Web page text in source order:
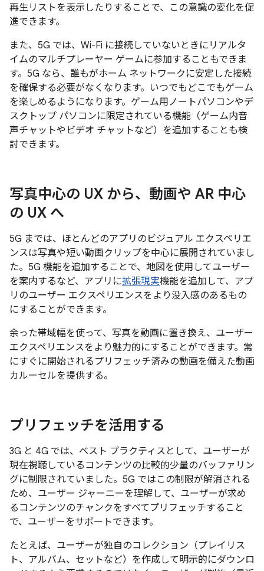
再生リストを表示したりすることで、この意識の変化を促
進できます。
また、5G では、Wi-Fi に接続していないときにリアルタ
イムのマルチプレーヤー ゲームに参加することもできま
す。5G なら、誰もがホーム ネットワークに安定した接続
を確保する必要がなくなります。いつでもどこでもゲーム
を楽しめるようになります。ゲーム用ノートパソコンやデ
スクトップ パソコンに限定されている機能（ゲーム内音
声チャットやビデオ チャットなど）を追加することも検
討できます。
写真中心の UX から、動画や AR 中心
の UX へ
5G までは、ほとんどのアプリのビジュアル エクスペリエ
ンスは写真や短い動画クリップを中心に展開されていまし
た。5G 機能を追加することで、地図を使用してユーザー
を案内するなど、アプリに拡張現実機能を追加して、アプ
リのユーザー エクスペリエンスをより没入感のあるもの
にすることができます。
余った帯域幅を使って、写真を動画に置き換え、ユーザー
エクスペリエンスをより魅力的にすることができます。常
にすぐに開始されるプリフェッチ済みの動画を備えた動画
カルーセルを提供する。
プリフェッチを活用する
3G と 4G では、ベスト プラクティスとして、ユーザーが
現在視聴しているコンテンツの比較的少量のバッファリン
グに制限されていました。5G ではこの制限が解消される
ため、ユーザー ジャーニーを理解して、ユーザーが求め
るコンテンツのチャンクをすべてプリフェッチすること
で、ユーザーをサポートできます。
たとえば、ユーザーが独自のコレクション（プレイリス
ト、アルバム、セットなど）を作成して明示的にダウンロ